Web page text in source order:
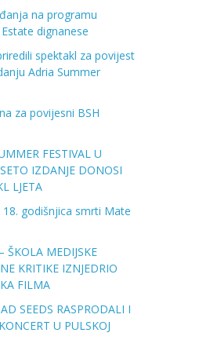
na programu
dignanese
spektakl za povijest
Adria Summer
za povijesni BSH
FESTIVAL U
IZDANJE DONOSI
LJETA
godišnjica smrti Mate
ŠKOLA MEDIJSKE
KRITIKE IZNJEDRIO
FILMA
SEEDS RASPRODALI I
U PULSKOJ